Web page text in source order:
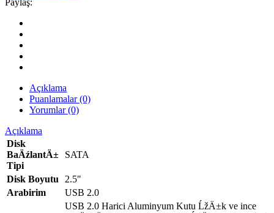
Paylaş:
Açıklama
Puanlamalar (0)
Yorumlar (0)
Açıklama
Disk
BaÄźlantÄ±
Tipi
SATA
Disk Boyutu 2.5"
Arabirim
USB 2.0
USB 2.0 Harici Aluminyum Kutu ĹžÄ±k ve ince